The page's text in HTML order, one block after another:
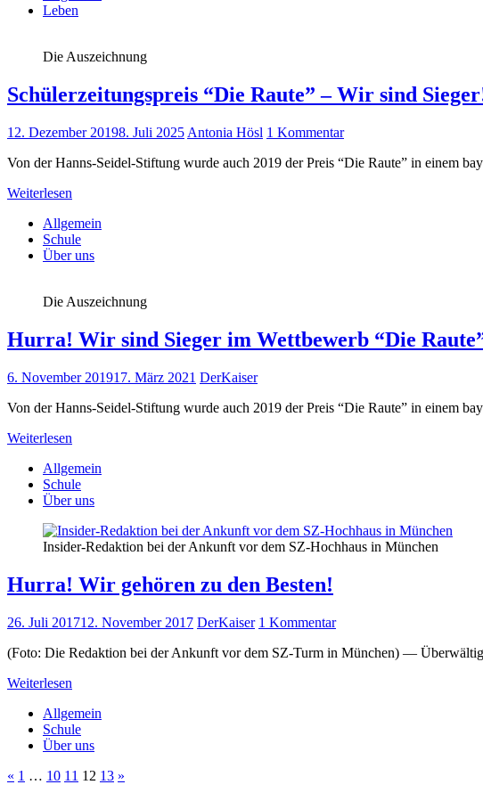
Leben
Die Auszeichnung
Schülerzeitungspreis “Die Raute” – Wir sind
12. Dezember 20198. Juli 2025 Antonia Hösl 1 Kommentar
Von der Hanns-Seidel-Stiftung wurde auch 2019 der Preis “Die Raute” in einem
Weiterlesen
Allgemein
Schule
Über uns
Die Auszeichnung
Hurra! Wir sind Sieger im Wettbewerb “Die
6. November 201917. März 2021 DerKaiser
Von der Hanns-Seidel-Stiftung wurde auch 2019 der Preis “Die Raute” in einem
Weiterlesen
Allgemein
Schule
Über uns
Insider-Redaktion bei der Ankunft vor dem SZ-Hochhaus in München
Hurra! Wir gehören zu den Besten!
26. Juli 201712. November 2017 DerKaiser 1 Kommentar
(Foto: Die Redaktion bei der Ankunft vor dem SZ-Turm in München) —
Weiterlesen
Allgemein
Schule
Über uns
Seitennummerierung
« Vorherige
1 … 10 11 12 13 Nächste
»